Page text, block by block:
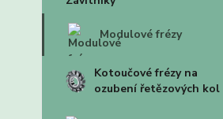
Modulové frézy
Kotoučové frézy na
ozubení řetězových kol